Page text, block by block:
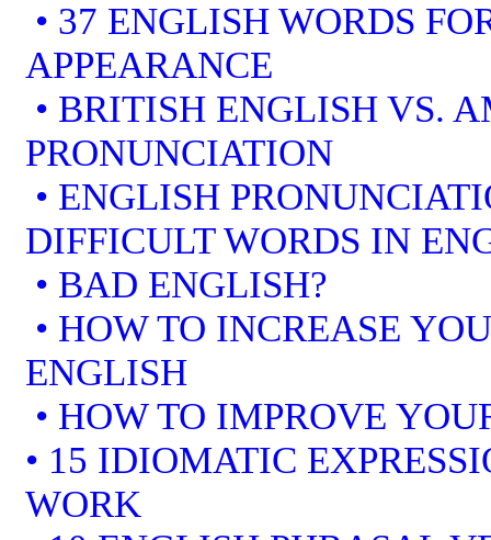
• 37 ENGLISH WORDS
APPEARANCE
• BRITISH ENGLISH VS.
PRONUNCIATION
• ENGLISH
DIFFICULT WORDS IN
• BAD ENGLISH?
• HOW TO INCREASE
ENGLISH
• HOW TO IMPROVE
• 15 IDIOMATIC
WORK